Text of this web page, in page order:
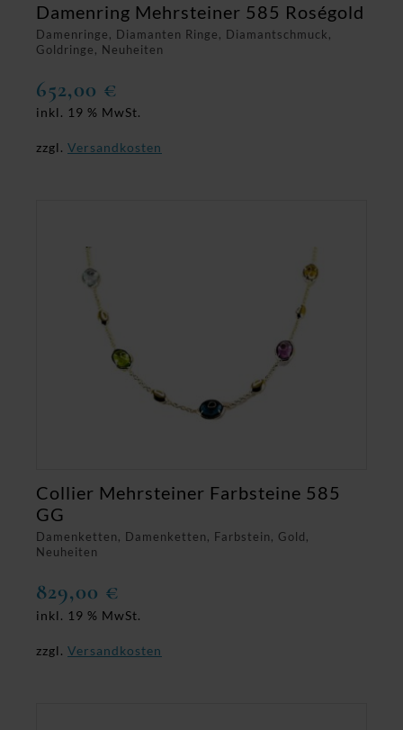
Damenringe, Diamanten Ringe, Diamantschmuck,
Goldringe, Neuheiten
Damenring Mehrsteiner 585 Roségold
652,00 €
inkl. 19 % MwSt.
zzgl. Versandkosten
Damenketten, Damenketten, Farbstein, Gold,
Neuheiten
Collier Mehrsteiner Farbsteine 585
GG
829,00 €
inkl. 19 % MwSt.
zzgl. Versandkosten